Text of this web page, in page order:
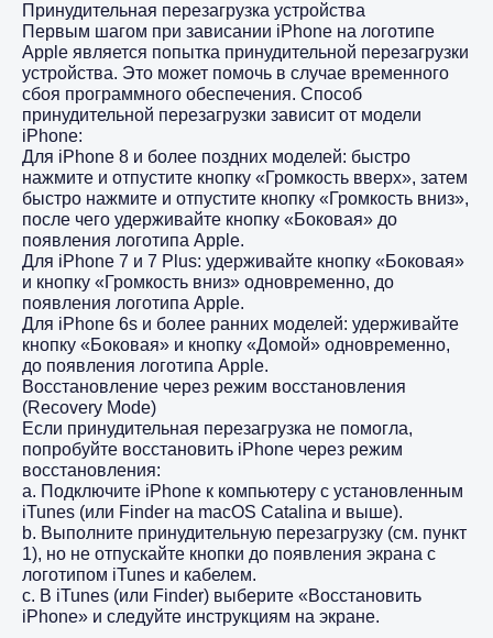
Принудительная перезагрузка устройства
Первым шагом при зависании iPhone на логотипе
Apple является попытка принудительной перезагрузки
устройства. Это может помочь в случае временного
сбоя программного обеспечения. Способ
принудительной перезагрузки зависит от модели
iPhone:
Для iPhone 8 и более поздних моделей: быстро
нажмите и отпустите кнопку «Громкость вверх», затем
быстро нажмите и отпустите кнопку «Громкость вниз»,
после чего удерживайте кнопку «Боковая» до
появления логотипа Apple.
Для iPhone 7 и 7 Plus: удерживайте кнопку «Боковая»
и кнопку «Громкость вниз» одновременно, до
появления логотипа Apple.
Для iPhone 6s и более ранних моделей: удерживайте
кнопку «Боковая» и кнопку «Домой» одновременно,
до появления логотипа Apple.
Восстановление через режим восстановления
(Recovery Mode)
Если принудительная перезагрузка не помогла,
попробуйте восстановить iPhone через режим
восстановления:
а. Подключите iPhone к компьютеру с установленным
iTunes (или Finder на macOS Catalina и выше).
b. Выполните принудительную перезагрузку (см. пункт
1), но не отпускайте кнопки до появления экрана с
логотипом iTunes и кабелем.
c. В iTunes (или Finder) выберите «Восстановить
iPhone» и следуйте инструкциям на экране.